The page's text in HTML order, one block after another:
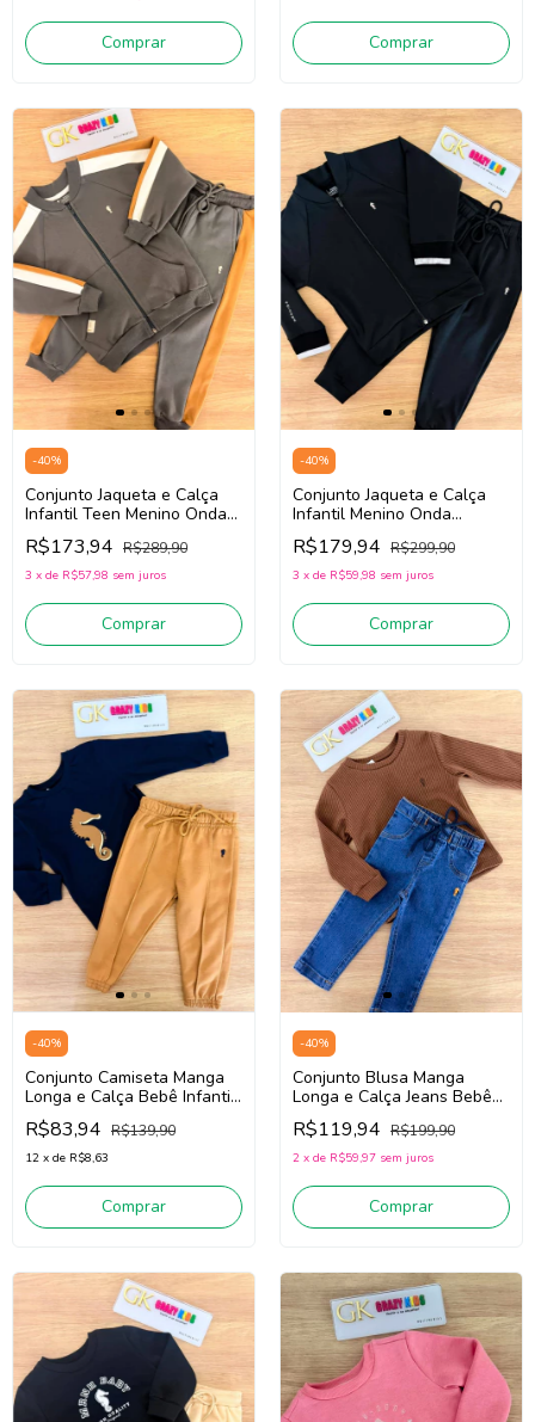
Comprar Comprar
-40%
Conjunto Jaqueta e Calça
Infantil Teen Menino Onda
Marinha 1261134
(Cinza/Bege Escuro)
R$173,94 R$289,90
3 x de R$57,98 sem juros
Comprar
-40%
Conjunto Jaqueta e Calça
Infantil Menino Onda
Marinha 1261069 (Preto)
R$179,94 R$299,90
3 x de R$59,98 sem juros
Comprar
-40%
Conjunto Camiseta Manga
Longa e Calça Bebê Infantil
Menino Onda Marinha
1261016 (Marinho/Bege)
R$83,94 R$139,90
12 x de R$8,63
Comprar
-40%
Conjunto Blusa Manga
Longa e Calça Jeans Bebê
Infantil Menino Onda
Marinha 1261015
(Marrom/Jeans Médio)
R$119,94 R$199,90
2 x de R$59,97 sem juros
Comprar